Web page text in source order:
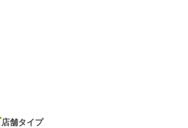
店舗タイプ